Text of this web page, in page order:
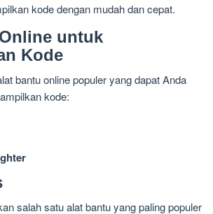
kode dengan mudah dan cepat.
untuk
Kode
bantu online populer yang dapat Anda
kode:
salah satu alat bantu yang paling populer